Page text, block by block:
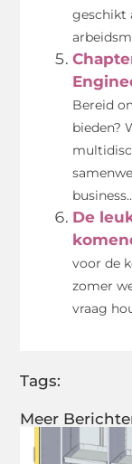
Meer
geschikt
Bereid
bieden?
De
voor de
zomer
vraag
Tags: